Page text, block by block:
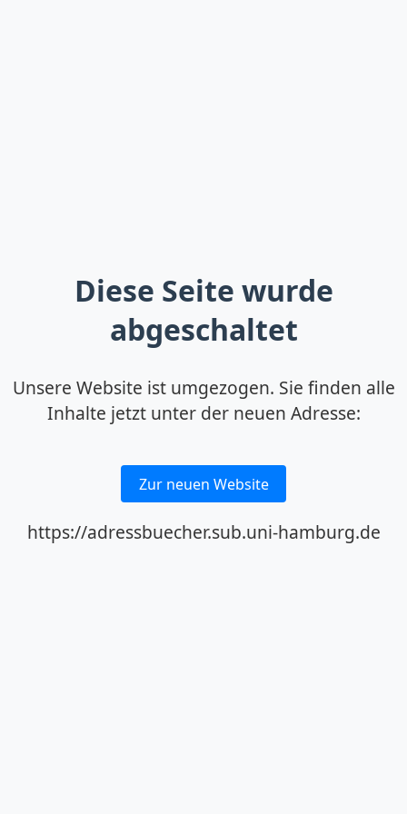
Diese Seite wurde
abgeschaltet
Unsere Website ist umgezogen. Sie finden alle
Inhalte jetzt unter der neuen Adresse:
Zur neuen Website
https://adressbuecher.sub.uni-hamburg.de